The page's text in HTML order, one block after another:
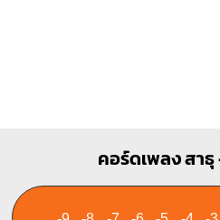
คอร์ดเพลง สา